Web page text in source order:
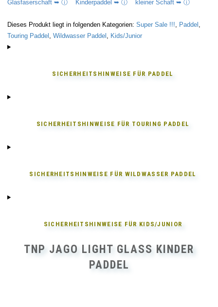
Glasfaserschaft ➥ ⓘ Kinderpaddel ➥ ⓘ kleiner Schaft ➥ ⓘ
Dieses Produkt liegt in folgenden Kategorien: Super Sale !!!, Paddel ,
Touring Paddel , Wildwasser Paddel , Kids/Junior
SICHERHEITSHINWEISE FÜR PADDEL
SICHERHEITSHINWEISE FÜR TOURING PADDEL
SICHERHEITSHINWEISE FÜR WILDWASSER PADDEL
SICHERHEITSHINWEISE FÜR KIDS/JUNIOR
TNP JAGO LIGHT GLASS KINDER
PADDEL